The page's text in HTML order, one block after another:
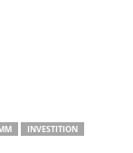
INVESTITION